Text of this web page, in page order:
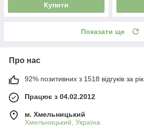
Купити
Показати ще
Про нас
92% позитивних з 1518 відгуків за рік
Працює з 04.02.2012
м. Хмельницький
Хмельницький, Україна